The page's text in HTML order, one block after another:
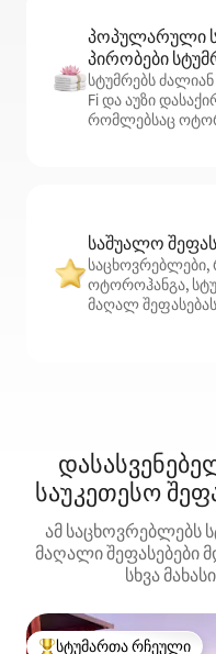
პოპულარული
პირობები
სტუმრებს
Fi და აუზი
რომლებსაც
საშუალო
ოტოროჰანგა,
მაღალ
საუკეთესო
ამ საცხოვრებლებს
მაღალი შეფასებები
სხვა
სტუმართა რჩეული